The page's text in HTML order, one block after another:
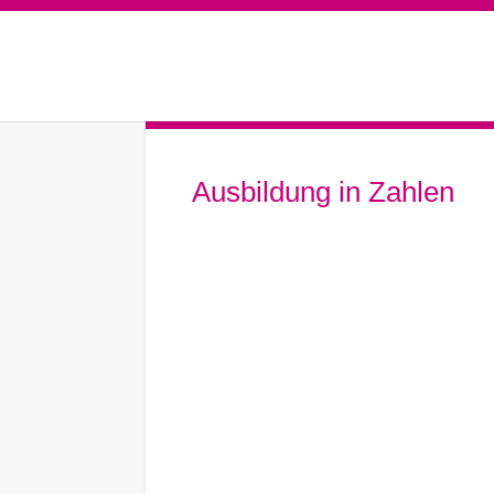
Ausbildung in Zahlen